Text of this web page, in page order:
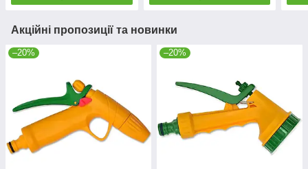
Акційні пропозиції та новинки
–20% –20%